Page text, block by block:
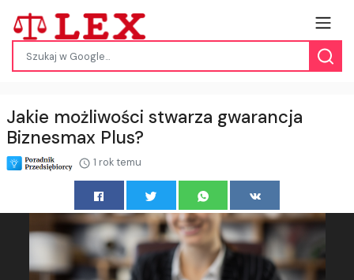
Jakie możliwości stwarza gwarancja
Biznesmax Plus?
1 rok temu